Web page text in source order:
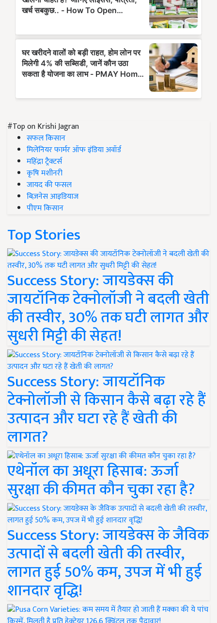
#Top on Krishi Jagran
सफल किसान
मिलेनियर फार्मर ऑफ इंडिया अवॉर्ड
महिंद्रा ट्रैक्टर्स
कृषि मशीनरी
जायद की फसल
बिज़नेस आइडियाज
पीएम किसान
Top Stories
Success Story: जायडेक्स की
जायटॉनिक टेक्नोलॉजी ने बदली खेती
की तस्वीर, 30% तक घटी लागत और
सुधरी मिट्टी की सेहत!
Success Story: जायटॉनिक
टेक्नोलॉजी से किसान कैसे बढ़ा रहे हैं
उत्पादन और घटा रहे हैं खेती की
लागत?
एथेनॉल का अधूरा हिसाब: ऊर्जा
सुरक्षा की कीमत कौन चुका रहा है?
Success Story: जायडेक्स के जैविक
उत्पादों से बदली खेती की तस्वीर,
लागत हुई 50% कम, उपज में भी हुई
शानदार वृद्धि!